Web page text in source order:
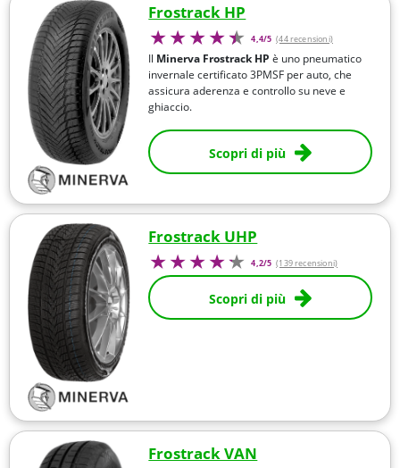
Frostrack HP
4,4/5 (44 recensioni)
Il Minerva Frostrack HP è uno pneumatico
invernale certificato 3PMSF per auto, che
assicura aderenza e controllo su neve e
ghiaccio.
Scopri di più
Frostrack UHP
4,2/5 (139 recensioni)
Scopri di più
Frostrack VAN